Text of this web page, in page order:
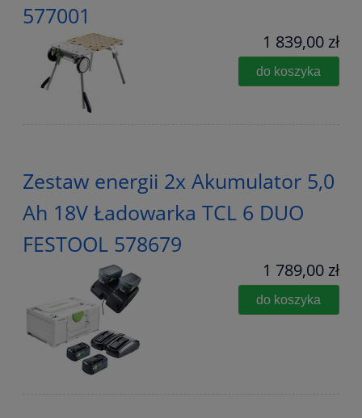
577001
1 839,00 zł
do koszyka
Zestaw energii 2x Akumulator 5,0
Ah 18V Ładowarka TCL 6 DUO
FESTOOL 578679
1 789,00 zł
do koszyka